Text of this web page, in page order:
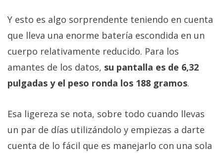
Y esto es algo sorprendente teniendo en cuenta
que lleva una enorme batería escondida en un
cuerpo relativamente reducido. Para los
amantes de los datos, su pantalla es de 6,32
pulgadas y el peso ronda los 188 gramos.
Esa ligereza se nota, sobre todo cuando llevas
un par de días utilizándolo y empiezas a darte
cuenta de lo fácil que es manejarlo con una sola